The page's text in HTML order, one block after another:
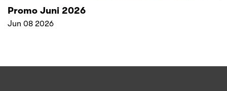
Promo Juni 2026
Jun 08 2026